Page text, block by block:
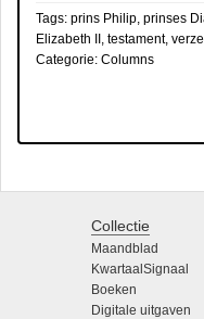
Tags: prins Philip, prinses
Elizabeth II , testament,
Categorie: Columns
Collectie
Maandblad
KwartaalSignaal
Boeken
Digitale uitgaven